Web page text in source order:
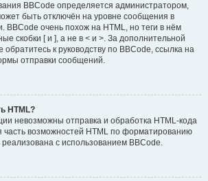
BBCode определяется администратором,
быть отключён на уровне сообщения в
BBCode очень похож на HTML, но теги в нём
скобки [ и ], а не в < и >. За дополнительной
к руководству по BBCode, ссылка на
отправки сообщений.
HTML?
невозможны отправка и обработка HTML-кода
возможностей HTML по форматированию
с использованием BBCode.